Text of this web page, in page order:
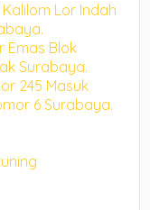
Lor Indah
Emas Blok
Surabaya.
245 Masuk
6 Surabaya.